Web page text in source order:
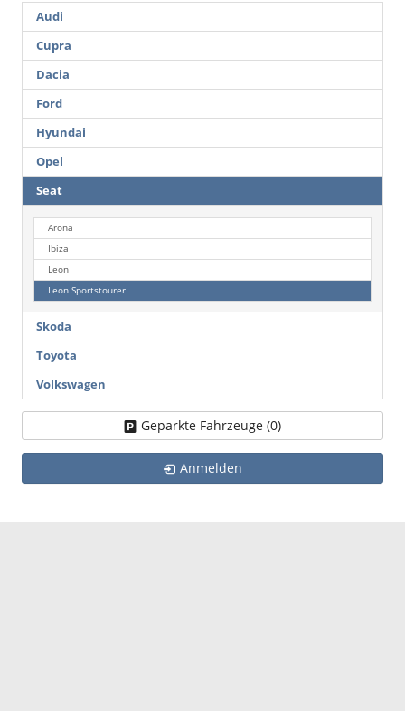
Audi
Cupra
Dacia
Ford
Hyundai
Opel
Seat
Arona
Ibiza
Leon
Leon Sportstourer
Skoda
Toyota
Volkswagen
Geparkte Fahrzeuge (0)
Anmelden